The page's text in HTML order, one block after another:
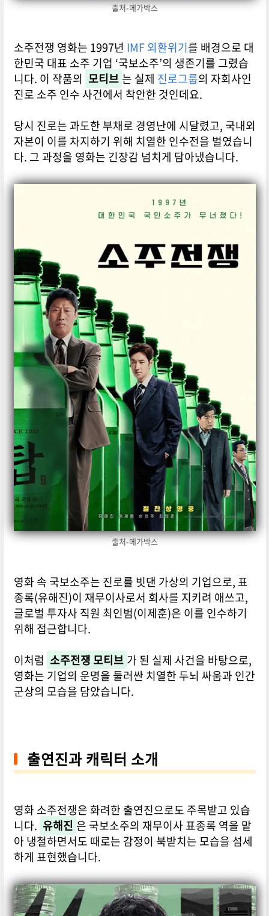
출처-메가박스
소주전쟁 영화는 1997년 IMF 외환위기를 배경으로 대
한민국 대표 소주 기업 ‘국보소주’의 생존기를 그렸습
니다. 이 작품의 모티브 는 실제 진로그룹의 자회사인
진로 소주 인수 사건에서 착안한 것인데요.
당시 진로는 과도한 부채로 경영난에 시달렸고, 국내외
자본이 이를 차지하기 위해 치열한 인수전을 벌였습니
다. 그 과정을 영화는 긴장감 넘치게 담아냈습니다.
출처-메가박스
영화 속 국보소주는 진로를 빗댄 가상의 기업으로, 표
종록(유해진)이 재무이사로서 회사를 지키려 애쓰고,
글로벌 투자사 직원 최인범(이제훈)은 이를 인수하기
위해 접근합니다.
이처럼 소주전쟁 모티브 가 된 실제 사건을 바탕으로,
영화는 기업의 운명을 둘러싼 치열한 두뇌 싸움과 인간
군상의 모습을 담았습니다.
출연진과 캐릭터 소개
영화 소주전쟁은 화려한 출연진으로도 주목받고 있습
니다. 유해진 은 국보소주의 재무이사 표종록 역을 맡
아 냉철하면서도 때로는 감정이 북받치는 모습을 섬세
하게 표현했습니다.